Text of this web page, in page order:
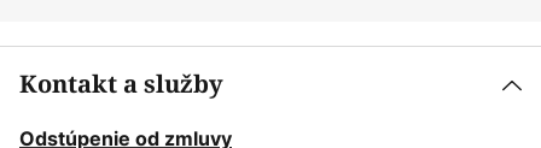
Kontakt a služby
Odstúpenie od zmluvy